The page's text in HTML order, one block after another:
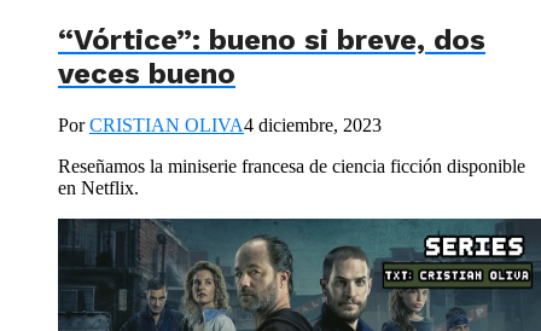
“Vórtice”: bueno si breve, dos
veces bueno
PorCRISTIAN OLIVA4 diciembre, 2023
Reseñamos la miniserie francesa de ciencia ficción disponible
en Netflix.